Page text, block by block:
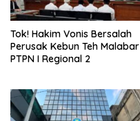
Tok! Hakim Vonis Bersalah
Perusak Kebun Teh Malabar
PTPN I Regional 2